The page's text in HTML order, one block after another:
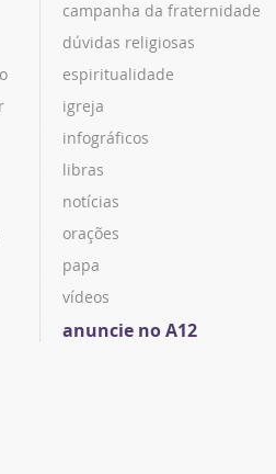
campanha da fraternidade
dúvidas religiosas
espiritualidade
igreja
infográficos
libras
notícias
orações
papa
vídeos
anuncie no A12